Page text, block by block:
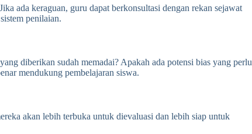
ada keraguan, guru dapat berkonsultasi dengan rekan sejawat
penilaian.
diberikan sudah memadai? Apakah ada potensi bias yang perlu
mendukung pembelajaran siswa.
akan lebih terbuka untuk dievaluasi dan lebih siap untuk